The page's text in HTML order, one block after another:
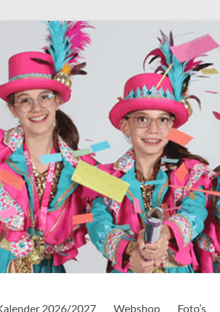
2026/2027 Webshop Foto’s